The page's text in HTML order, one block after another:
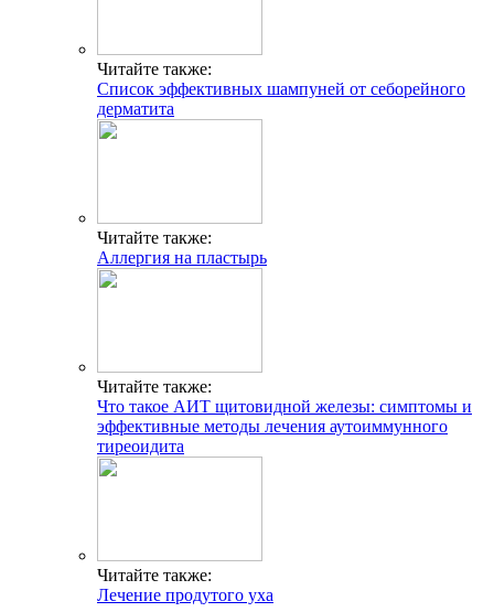
Читайте также:
Список эффективных шампуней от себорейного
дерматита
Читайте также:
Аллергия на пластырь
Читайте также:
Что такое АИТ щитовидной железы: симптомы и
эффективные методы лечения аутоиммунного
тиреоидита
Читайте также:
Лечение продутого уха